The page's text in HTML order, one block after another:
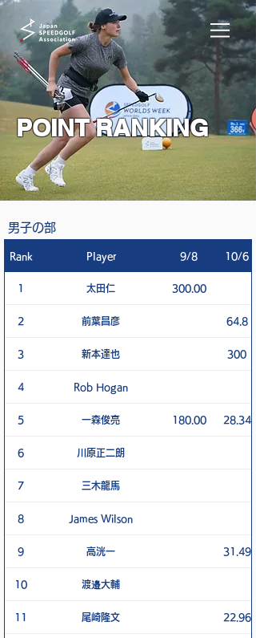
POINT RANKING
男子の部
Rank Player 9/8 10/6
1 太田仁 300.00
2 前葉昌彦 64.8
3 新本達也 300
4 Rob Hogan
5 一森俊亮 180.00 28.34
6 川原正二朗
7 三木龍馬
8 James Wilson
9 高洸一 31.49
10 渡邉大輔
11 尾崎隆文 22.96